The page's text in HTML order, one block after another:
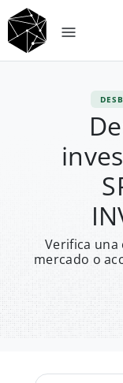
Verifica una
mercado o